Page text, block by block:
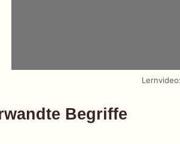
Begriffe